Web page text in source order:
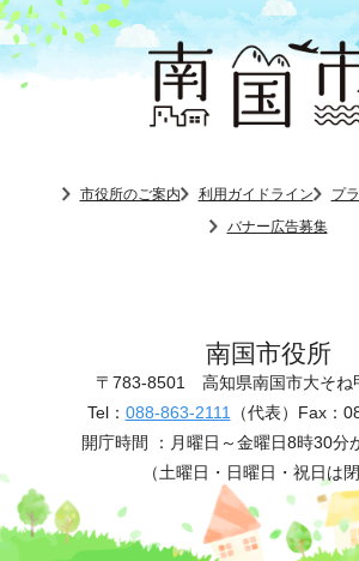
市役所のご案内 利用ガイドライン
プ
バナー広告募集
南国市役所
〒783-8501 高知県南国市大そね
Tel： 088-863-2111 （代表） Fax：
開庁時間 ： 月曜日～金曜日8時30分
（土曜日・日曜日・祝日は